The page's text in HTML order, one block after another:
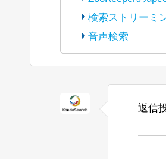
into
こんにちは、
現在、統合ハ
終了が単語の
すでに
(The bot
into Japanese
(The bot
into Japanese
こんにちは、
式の文字列を
検索ストリーミ
(The bot
into Japanese
「Search
か？ 通常の
音声検索
javadocによる
せん。ステム
返信